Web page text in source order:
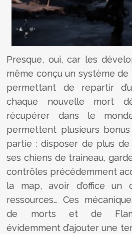
Presque, oui, car les
même conçu un système de
permettant de repartir
chaque nouvelle mort
récupérer dans le
permettent plusieurs bonus
partie : disposer de plus de
ses chiens de traineau,
contrôles précédemment
la map, avoir d’office un
ressources… Ces
de morts et de
évidemment d’ajouter une